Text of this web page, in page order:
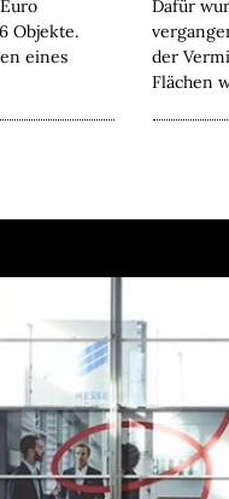
Objekte.
eines
Dafür
der
Flächen